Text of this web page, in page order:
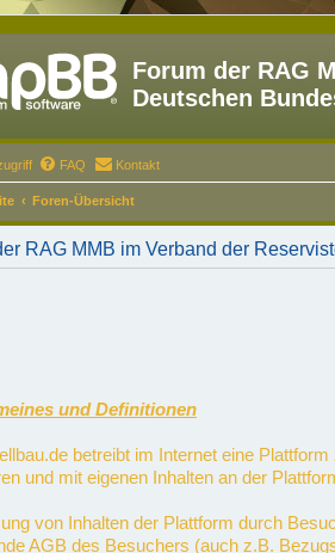
Forum der RAG
Deutschen
FAQ Kontakt
Foren-Übersicht
RAG MMB im Verband der
und Definitionen
betreibt im Internet eine
und mit eigenen Inhalten an der
von Inhalten der Plattform durch
AGB des Besuchers (auch z.B.